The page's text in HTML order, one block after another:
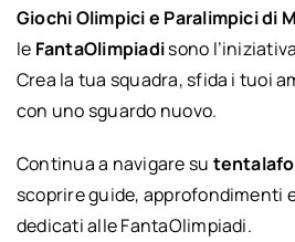
Giochi Olimpici e Paralimpici di
le FantaOlimpiadisono
Crea la tua squadra, sfida i tuoi
con uno sguardo nuovo.
Continua a navigare su
scoprire guide, approfondimenti
dedicati alle FantaOlimpiadi.